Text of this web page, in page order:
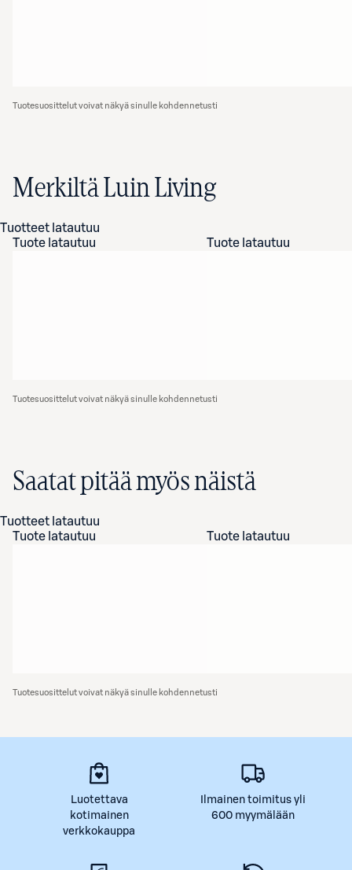
Tuotesuosittelut voivat näkyä sinulle kohdennetusti
Merkiltä Luin Living
Tuotteet latautuu
Tuote latautuu
Tuote latautuu
Tuotesuosittelut voivat näkyä sinulle kohdennetusti
Saatat pitää myös näistä
Tuotteet latautuu
Tuote latautuu
Tuote latautuu
Tuotesuosittelut voivat näkyä sinulle kohdennetusti
Luotettava
kotimainen
verkkokauppa
Ilmainen toimitus yli
600 myymälään